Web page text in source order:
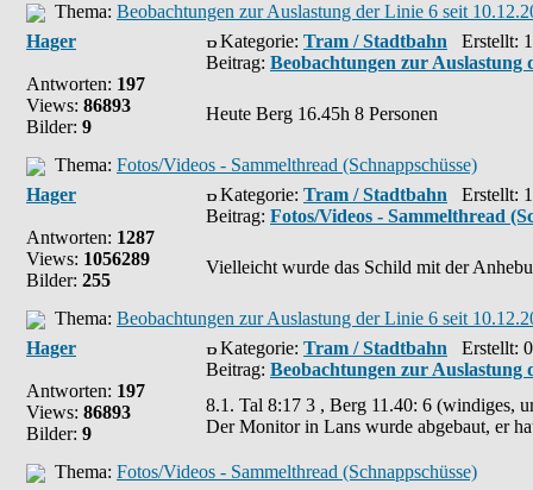
Thema: Beobachtungen zur Auslastung der Linie 6 seit
Hager
Antworten: 197
Views: 86893
Bilder: 9
Kategorie: Tram / Stadtbahn Erstellt:
Beitrag: Beobachtungen zur Auslastung
Heute Berg 16.45h 8 Personen
Thema: Fotos/Videos - Sammelthread (Schnappschüsse)
Hager
Antworten: 1287
Views: 1056289
Bilder: 255
Kategorie: Tram / Stadtbahn Erstellt:
Beitrag: Fotos/Videos - Sammelthread
Vielleicht wurde das Schild mit der
Thema: Beobachtungen zur Auslastung der Linie 6 seit
Hager
Antworten: 197
Views: 86893
Bilder: 9
Kategorie: Tram / Stadtbahn Erstellt:
Beitrag: Beobachtungen zur Auslastung
8.1. Tal 8:17 3 , Berg 11.40: 6 (windiges,
Der Monitor in Lans wurde abgebaut, er
Thema: Fotos/Videos - Sammelthread (Schnappschüsse)